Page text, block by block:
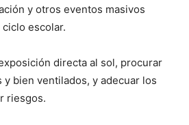
y otros eventos masivos
escolar.
directa al sol, procurar
bien ventilados, y adecuar los
riesgos.